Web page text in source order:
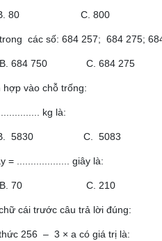
C. 800 D.
các số: 684 257; 684 275;
684 750 C. 684 275
vào chỗ trống:
kg là:
5830 C. 5083 D.
= ................... giây là:
70 C. 210 D.
cái trư­ớc câu trả lời đúng:
256 – 3 × a có giá trị là: